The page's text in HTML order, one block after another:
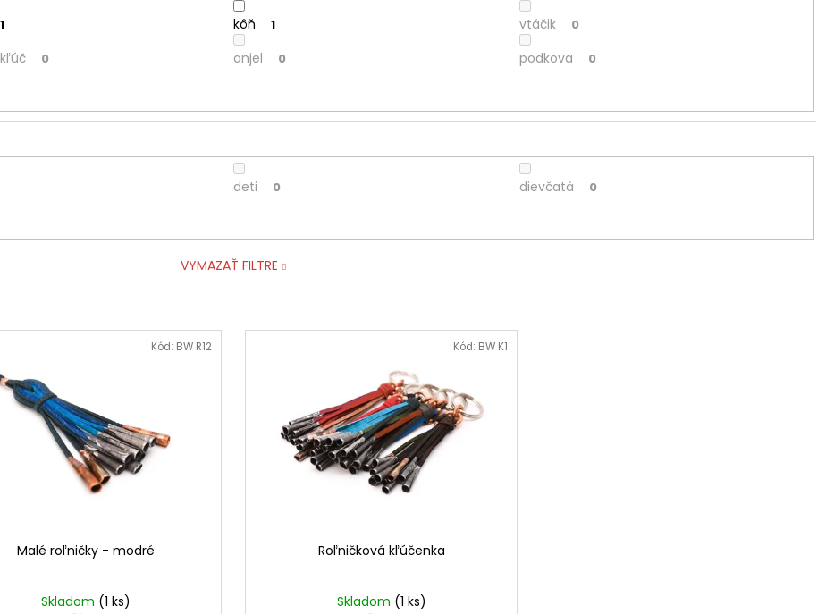
1 kôň 1 vtáčik 0
0 anjel 0 podkova 0
deti 0 dievčatá 0
VYMAZAŤ FILTRE
Malé roľničky - modré
Skladom (1 ks)
Kód: BW R12
Roľničková kľúčenka
Skladom (1 ks)
Kód: BW K1